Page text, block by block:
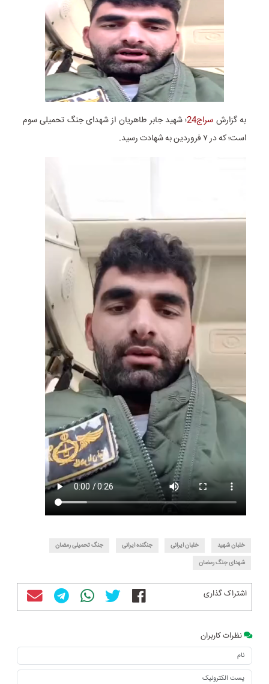
به گزارش سراج24
؛ شهید جابر طاهریان از شهدای جنگ تحمیلی سوم
است؛ که در ۷ فروردین به شهادت رسید.
خلبان شهید خلبان ایرانی جنگنده ایرانی
جنگ تحمیلی رمضان
شهدای جنگ رمضان
اشتراک گذاری
نظرات کاربران